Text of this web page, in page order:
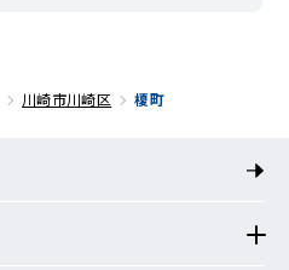
川崎市川崎区 榎町